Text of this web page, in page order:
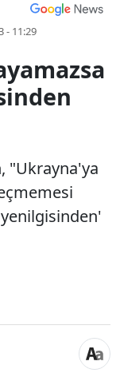
- 11:29
"Ukrayna'ya